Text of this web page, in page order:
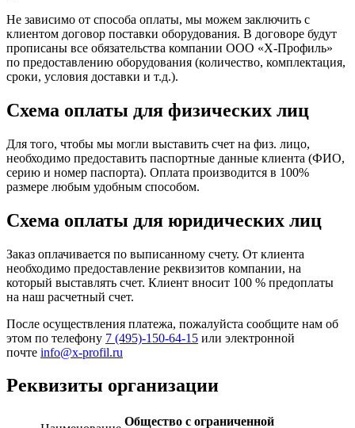
Не зависимо от способа оплаты, мы можем заключить с
клиентом договор поставки оборудования. В договоре будут
прописаны все обязательства компании ООО «Х-Профиль»
по предоставлению оборудования (количество, комплектация,
сроки, условия доставки и т.д.).
Схема оплаты для физических лиц
Для того, чтобы мы могли выставить счет на физ. лицо,
необходимо предоставить паспортные данные клиента (ФИО,
серию и номер паспорта). Оплата производится в 100%
размере любым удобным способом.
Схема оплаты для юридических лиц
Заказ оплачивается по выписанному счету. От клиента
необходимо предоставление реквизитов компании, на
который выставлять счет. Клиент вносит 100 % предоплаты
на наш расчетный счет.
После осуществления платежа, пожалуйста сообщите нам об
этом по телефону 7 (495)-150-64-15 или электронной
почте info@x-profil.ru
Реквизиты организации
Общество с ограниченной